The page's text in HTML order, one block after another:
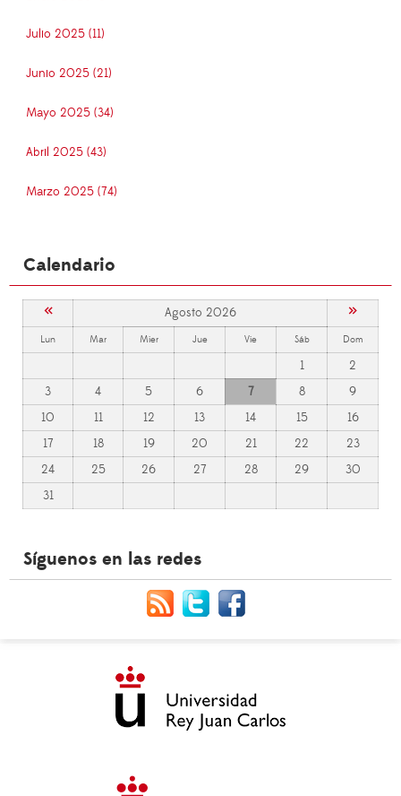
Julio 2025 (11)
Junio 2025 (21)
Mayo 2025 (34)
Abril 2025 (43)
Marzo 2025 (74)
Calendario
« Agosto 2026 »
Lun Mar Mier Jue Vie Sáb Dom
1
2
3
4 5 6 7 8
9
10
11 12 13 14 15
16
17
18 19 20 21 22
23
24
25 26 27 28 29
30
31
Síguenos en las redes